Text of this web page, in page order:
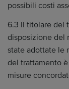
possibili costi
6.3 Il titolare del
disposizione del
state adottate le
del trattamento
misure